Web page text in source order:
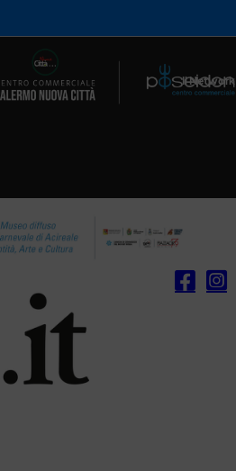
Il Network